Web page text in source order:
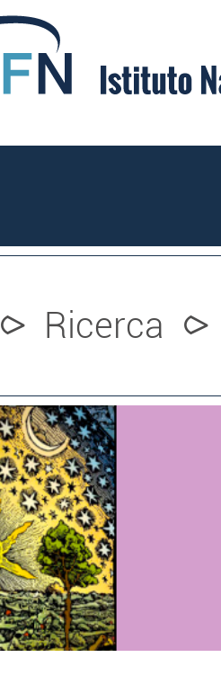
⪧ Ricerca